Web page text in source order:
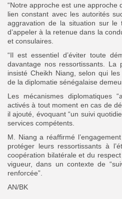
“Notre approche est une approche
lien constant avec les autorités
aggravation de la situation sur le
d’appeler à la retenue dans la
et consulaires.
“Il est essentiel d’éviter toute
davantage nos ressortissants. La
insisté Cheikh Niang, selon qui
de la diplomatie sénégalaise
Les mécanismes diplomatiques
activés à tout moment en cas de
il ajouté, évoquant “un suivi
services compétents.
M. Niang a réaffirmé
protéger leurs ressortissants à
coopération bilatérale et du
vigueur, dans un contexte de
renforcée”.
AN/BK